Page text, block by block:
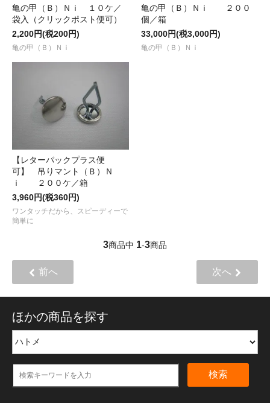
亀の甲（Ｂ）Ｎｉ １０ケ／
袋入（クリックポスト便可）
2,200円(税200円)
亀の甲（Ｂ）Ｎｉ
亀の甲（Ｂ）Ｎｉ ２００
個／箱
33,000円(税3,000円)
亀の甲（Ｂ）Ｎｉ
【レターパックプラス便
可】 吊りマント（Ｂ）Ｎ
ｉ ２００ケ／箱
3,960円(税360円)
ワンタッチだから、スピーディーで
簡単に
3商品中 1-3商品
前へ 次へ
ほかの商品を探す
検索